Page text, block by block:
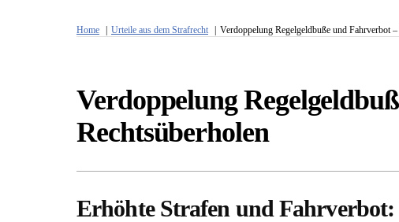
Home Urteile aus dem Strafrecht Verdoppelung Regelgeldbuße und Fahrverbot
Verdoppelung
Rechtsüberholen
Erhöhte Strafen und Fahrverbot: